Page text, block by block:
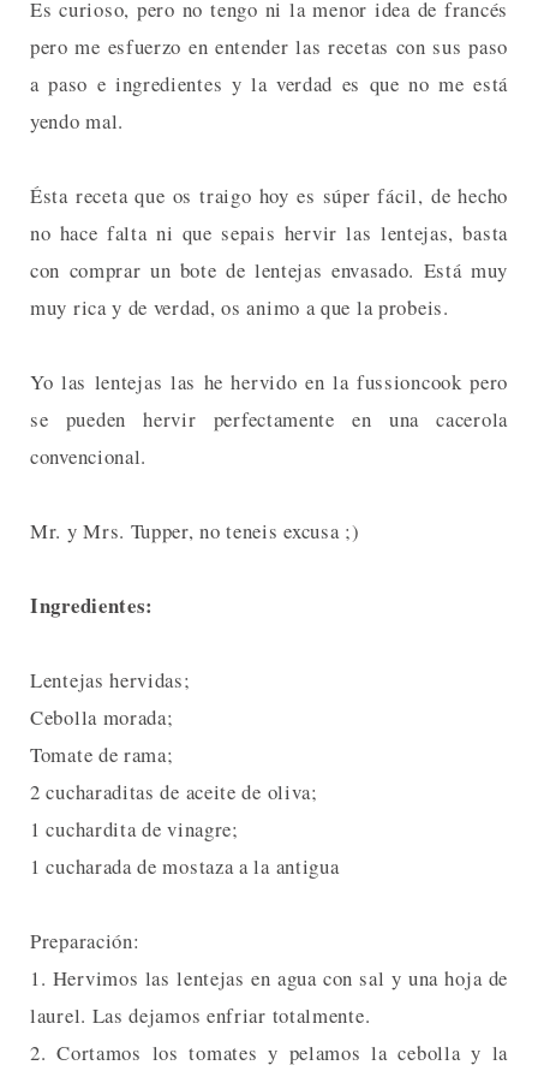
Es curioso, pero no tengo ni la menor idea de francés
pero me esfuerzo en entender las recetas con sus paso
a paso e ingredientes y la verdad es que no me está
yendo mal.
Ésta receta que os traigo hoy es súper fácil, de hecho
no hace falta ni que sepais hervir las lentejas, basta
con comprar un bote de lentejas envasado. Está muy
muy rica y de verdad, os animo a que la probeis.
Yo las lentejas las he hervido en la fussioncook pero
se pueden hervir perfectamente en una cacerola
convencional.
Mr. y Mrs. Tupper, no teneis excusa ;)
Ingredientes:
Lentejas hervidas;
Cebolla morada;
Tomate de rama;
2 cucharaditas de aceite de oliva;
1 cuchardita de vinagre;
1 cucharada de mostaza a la antigua
Preparación:
1. Hervimos las lentejas en agua con sal y una hoja de
laurel. Las dejamos enfriar totalmente.
2. Cortamos los tomates y pelamos la cebolla y la